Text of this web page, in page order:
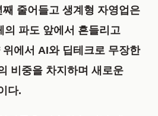
줄어들고 생계형 자영업은
의 파도 앞에서 흔들리고
에서 AI와 딥테크로 무장한
비중을 차지하며 새로운
다.